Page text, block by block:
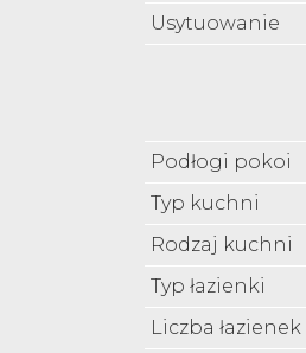
Usytuowanie
Podłogi pokoi
Typ kuchni
Rodzaj kuchni
Typ łazienki
Liczba łazienek